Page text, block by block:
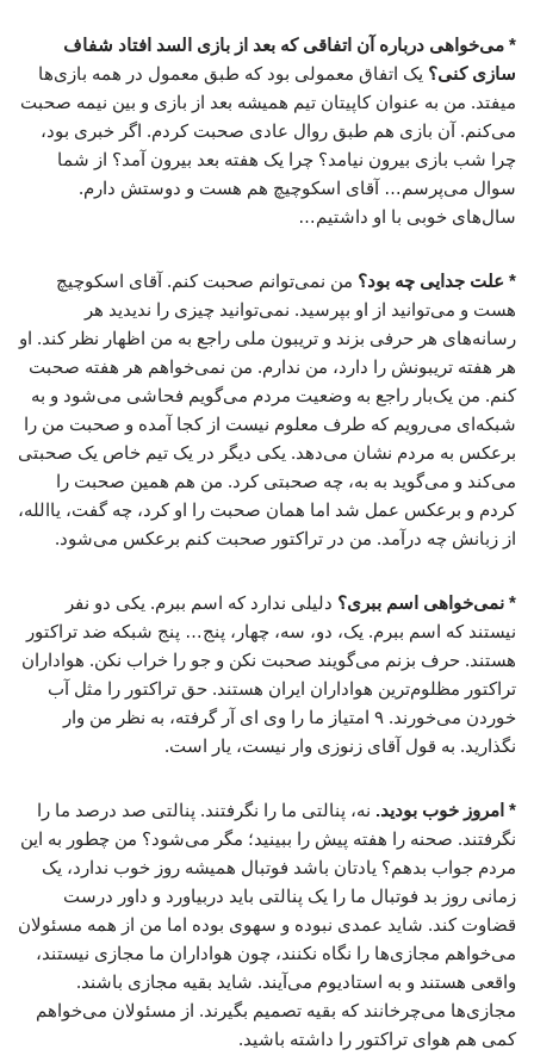
* می‌خواهی درباره آن اتفاقی که بعد از بازی السد افتاد شفاف
سازی کنی؟ یک اتفاق معمولی بود که طبق معمول در همه بازی‌ها
میفتد. من به عنوان کاپیتان تیم همیشه بعد از بازی و بین نیمه صحبت
می‌کنم. آن بازی هم طبق روال عادی صحبت کردم. اگر خبری بود،
چرا شب بازی بیرون نیامد؟ چرا یک هفته بعد بیرون آمد؟ از شما
سوال می‌پرسم… آقای اسکوچیچ هم هست و دوستش دارم.
سال‌های خوبی با او داشتیم…
* علت جدایی چه بود؟ من نمی‌توانم صحبت کنم. آقای اسکوچیچ
هست و می‌توانید از او بپرسید. نمی‌توانید چیزی را ندیدید هر
رسانه‌های هر حرفی بزند و تریبون ملی راجع به من اظهار نظر کند. او
هر هفته تریبونش را دارد، من ندارم. من نمی‌خواهم هر هفته صحبت
کنم. من یک‌بار راجع به وضعیت مردم می‌گویم فحاشی می‌شود و به
شبکه‌ای می‌رویم که طرف معلوم نیست از کجا آمده و صحبت من را
برعکس به مردم نشان می‌دهد. یکی دیگر در یک تیم خاص یک صحبتی
می‌کند و می‌گوید به به، چه صحبتی کرد. من هم همین صحبت را
کردم و برعکس عمل شد اما همان صحبت را او کرد، چه گفت، یاالله،
از زبانش چه درآمد. من در تراکتور صحبت کنم برعکس می‌شود.
* نمی‌خواهی اسم ببری؟ دلیلی ندارد که اسم ببرم. یکی دو نفر
نیستند که اسم ببرم. یک، دو، سه، چهار، پنج… پنج شبکه ضد تراکتور
هستند. حرف بزنم می‌گویند صحبت نکن و جو را خراب نکن. هواداران
تراکتور مظلوم‌ترین هواداران ایران هستند. حق تراکتور را مثل آب
خوردن می‌خورند. ۹ امتیاز ما را وی ای آر گرفته، به نظر من وار
نگذارید. به قول آقای زنوزی وار نیست، یار است.
* امروز خوب بودید. نه، پنالتی ما را نگرفتند. پنالتی صد درصد ما را
نگرفتند. صحنه را هفته پیش را ببینید؛ مگر می‌شود؟ من چطور به این
مردم جواب بدهم؟ یادتان باشد فوتبال همیشه روز خوب ندارد، یک
زمانی روز بد فوتبال ما را یک پنالتی باید دربیاورد و داور درست
قضاوت کند. شاید عمدی نبوده و سهوی بوده اما من از همه مسئولان
می‌خواهم مجازی‌ها را نگاه نکنند، چون هواداران ما مجازی نیستند،
واقعی هستند و به استادیوم می‌آیند. شاید بقیه مجازی باشند.
مجازی‌ها می‌چرخانند که بقیه تصمیم بگیرند. از مسئولان می‌خواهم
کمی هم هوای تراکتور را داشته باشید.